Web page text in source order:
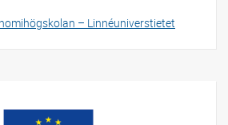
– Linnéuniverstietet